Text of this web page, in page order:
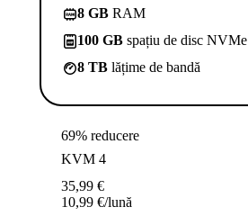
8 GB RAM
100 GB spațiu de disc NVMe
8 TB lățime de bandă
69% reducere
KVM 4
35,99 €
10,99 €/lună